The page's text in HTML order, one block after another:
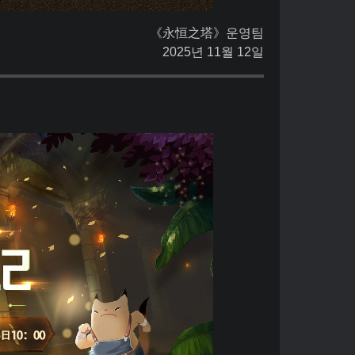
《永恒之塔》운영팀
2025년 11월 12일